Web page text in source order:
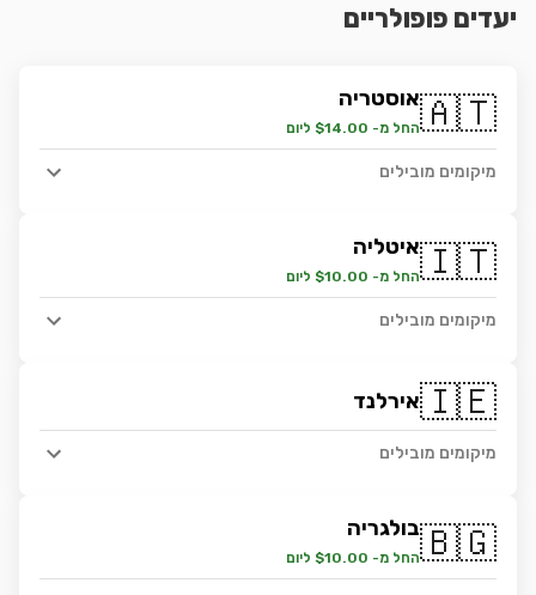
יעדים פופולריים
🇦🇹אוסטריה
החל מ- $14.00 ליום
מיקומים מובילים
🇮🇹איטליה
החל מ- $10.00 ליום
מיקומים מובילים
🇮🇪אירלנד
מיקומים מובילים
🇧🇬בולגריה
החל מ- $10.00 ליום